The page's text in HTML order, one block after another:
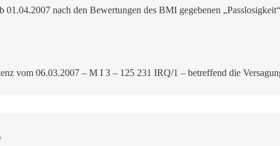
nach den Bewertungen des BMI gegebenen
vom 06.03.2007 – M I 3 – 125 231 IRQ/1 – betreffend die